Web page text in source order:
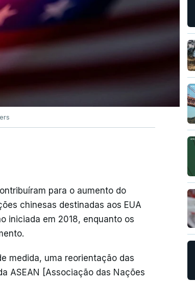
para o aumento do
chinesas destinadas aos EUA
iniciada em 2018, enquanto os
medida, uma reorientação das
ASEAN [Associação das Nações